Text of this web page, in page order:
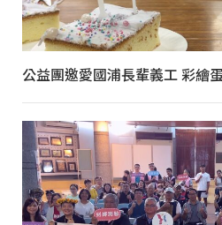
公益團邀愛國浦長輩義工 彩繪